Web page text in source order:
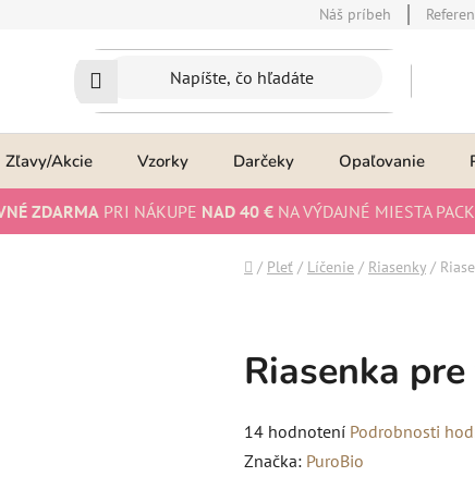
Náš príbeh
Zľavy/Akcie Vzorky Darčeky Opaľovanie
ZDARMA PRI NÁKUPE NAD 40 € NA VÝDAJNÉ MIESTA
Domov
/ Pleť / Líčenie / Riasenky /
Riasenka
Priemerné
hodnotenie
14 hodnotení Podrobnosti
Značka: PuroBio